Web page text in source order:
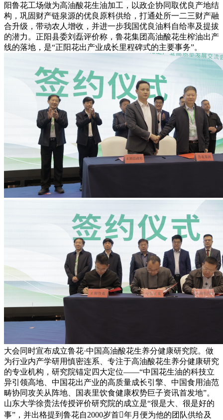
阳鲁花工场做为高油酸花生油加工，以政企协同取优良产地结
构，巩固财产链泉源的优良原料供给，打通处所一二三财产融
合升级，带动农人增收，并进一步我国优良油料自给率及提拔
的潜力。正阳县委刘磊评价称，鲁花集团高油酸花生榨油出产
线的落地，是“正阳花出产业成长里程碑式的主要事务”。
大会同时宣布成立鲁花·中国高油酸花生养分健康研究院。做
为行业内产学研用慎密连系、专注于高油酸花生养分健康研究
的专业机构，研究院锚定四大定位——“中国花生油的科技立
异引领高地、中国花出产业的高质量成长引擎、中国食用油范
畴协同攻关从阵地、国表里饮食健康权势巨子资讯首发地”。
山东大学徐贵法传授评价研究院的成立是“很是大、很是好的
事”，并出格提到鲁花自2000岁首年月便为他的团队供给及